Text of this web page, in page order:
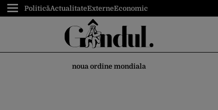
PoliticăActualitateExterneEconomic
noua ordine mondiala